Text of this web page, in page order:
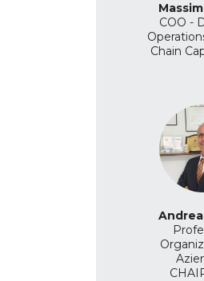
COO -
Chain